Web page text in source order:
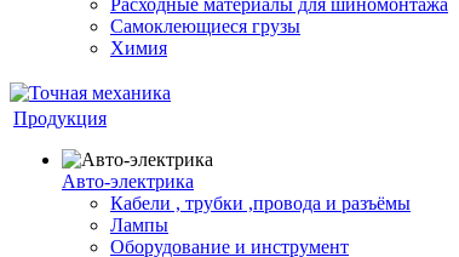
Расходные материалы для шиномонтажа
Самоклеющиеся грузы
Химия
Продукция
Авто-электрика
Кабели , трубки ,провода и разъёмы
Лампы
Оборудование и инструмент